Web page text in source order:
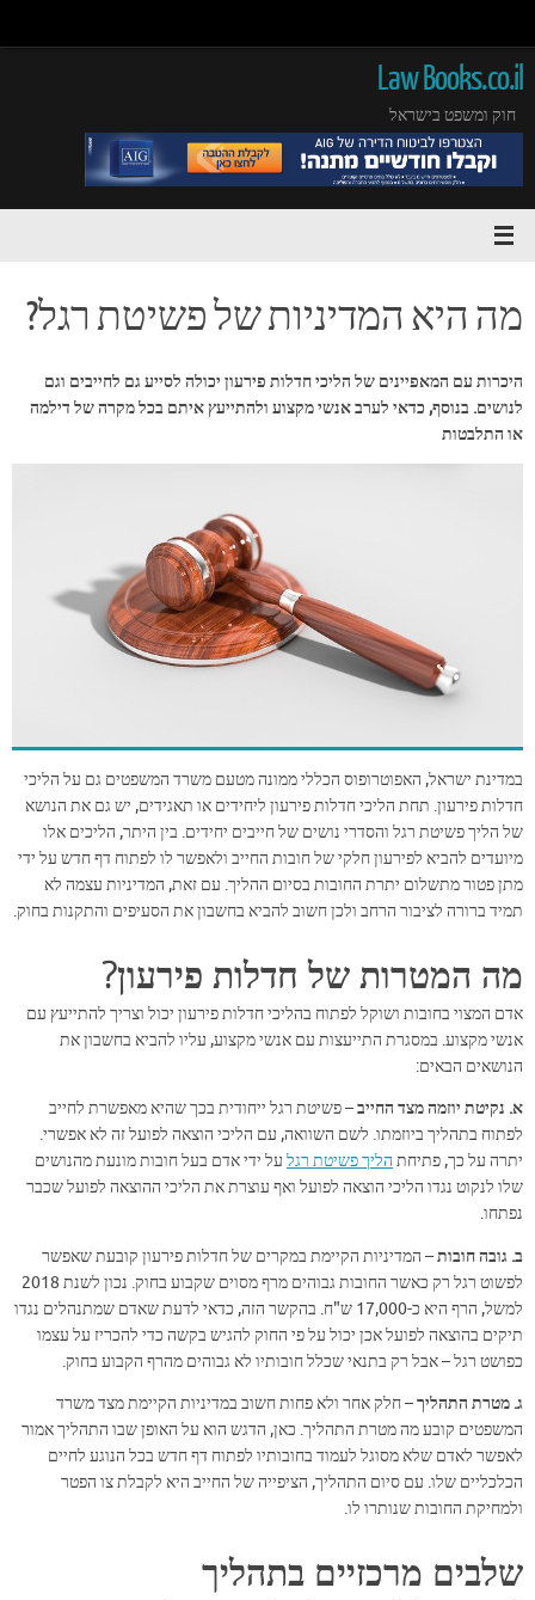
Law Books.co.il
חוק ומשפט בישראל
מה היא המדיניות של פשיטת רגל?
היכרות עם המאפיינים של הליכי חדלות פירעון יכולה לסייע גם לחייבים וגם
לנושים. בנוסף, כדאי לערב אנשי מקצוע ולהתייעץ איתם בכל מקרה של דילמה
או התלבטות
במדינת ישראל, האפוטרופוס הכללי ממונה מטעם משרד המשפטים גם על הליכי
חדלות פירעון. תחת הליכי חדלות פירעון ליחידים או תאגידים, יש גם את הנושא
של הליך פשיטת רגל והסדרי נושים של חייבים יחידים. בין היתר, הליכים אלו
מיועדים להביא לפירעון חלקי של חובות החייב ולאפשר לו לפתוח דף חדש על ידי
מתן פטור מתשלום יתרת החובות בסיום ההליך. עם זאת, המדיניות עצמה לא
תמיד ברורה לציבור הרחב ולכן חשוב להביא בחשבון את הסעיפים והתקנות בחוק.
מה המטרות של חדלות פירעון?
אדם המצוי בחובות ושוקל לפתוח בהליכי חדלות פירעון יכול וצריך להתייעץ עם
אנשי מקצוע. במסגרת התייעצות עם אנשי מקצוע, עליו להביא בחשבון את
הנושאים הבאים:
א. נקיטת יוזמה מצד החייב– פשיטת רגל ייחודית בכך שהיא מאפשרת לחייב
לפתוח בתהליך ביוזמתו. לשם השוואה, עם הליכי הוצאה לפועל זה לא אפשרי.
יתרה על כך, פתיחת הליך פשיטת רגל על ידי אדם בעל חובות מונעת מהנושים
שלו לנקוט נגדו הליכי הוצאה לפועל ואף עוצרת את הליכי ההוצאה לפועל שכבר
נפתחו.
ב. גובה חובות– המדיניות הקיימת במקרים של חדלות פירעון קובעת שאפשר
לפשוט רגל רק כאשר החובות גבוהים מרף מסוים שקבוע בחוק. נכון לשנת 2018
למשל, הרף היא כ-17,000 ש"ח. בהקשר הזה, כדאי לדעת שאדם שמתנהלים נגדו
תיקים בהוצאה לפועל אכן יכול על פי החוק להגיש בקשה כדי להכריז על עצמו
כפושט רגל – אבל רק בתנאי שכלל חובותיו לא גבוהים מהרף הקבוע בחוק.
ג. מטרת התהליך– חלק אחר ולא פחות חשוב במדיניות הקיימת מצד משרד
המשפטים קובע מה מטרת התהליך. כאן, הדגש הוא על האופן שבו התהליך אמור
לאפשר לאדם שלא מסוגל לעמוד בחובותיו לפתוח דף חדש בכל הנוגע לחיים
הכלכליים שלו. עם סיום התהליך, הציפייה של החייב היא לקבלת צו הפטר
ולמחיקת החובות שנותרו לו.
שלבים מרכזיים בתהליך